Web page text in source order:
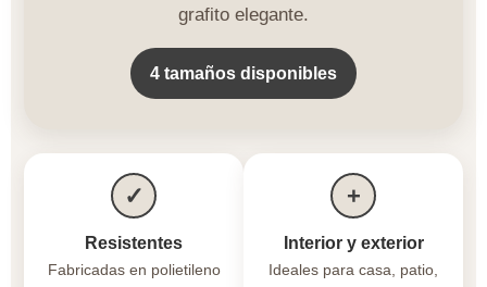
grafito elegante.
4 tamaños disponibles
✓
Resistentes
Fabricadas en polietileno
+
Interior y exterior
Ideales para casa, patio,